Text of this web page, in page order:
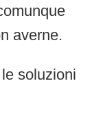
averne.
soluzioni